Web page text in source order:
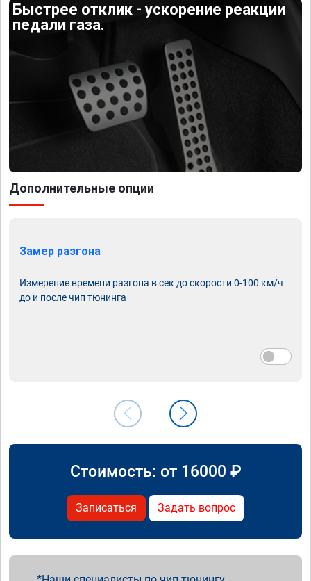
Быстрее отклик - ускорение реакции
педали газа.
Дополнительные опции
Замер разгона
Измерение времени разгона в сек до скорости 0-100 км/ч
до и после чип тюнинга
Стоимость: от 16000 ₽
Записаться Задать вопрос